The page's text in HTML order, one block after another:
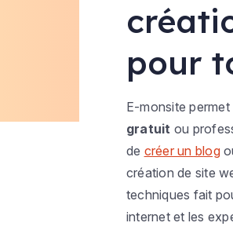
pour
E-monsite
gratuit ou
de créer un blog
création de site
techniques fait
internet et les